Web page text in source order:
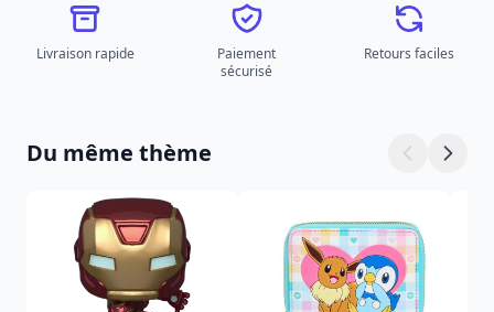
Livraison rapide
Paiement
sécurisé
Retours faciles
Du même thème